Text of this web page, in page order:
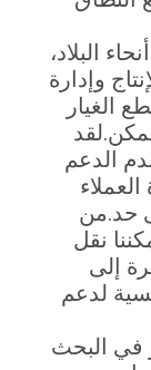
البلاد،
وإدارة
الغيار
الدعم
حد.من
نقل
إلى
لدعم
في البحث